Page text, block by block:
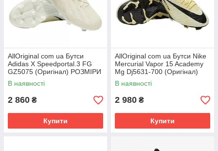
AllOriginal com ua Бутси
Adidas X Speedportal.3 FG
GZ5075 (Оригінал) РОЗМІРИ
ЗАПИТУЙТЕ
В наявності
2 860 ₴
Купити
AllOriginal com ua Бутси Nike
Mercurial Vapor 15 Academy
Mg Dj5631-700 (Оригінал)
РОЗМІРИ ЗАПИТУЙТЕ
В наявності
2 980 ₴
Купити